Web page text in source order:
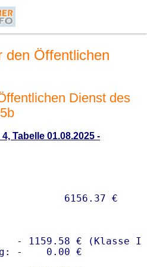
den Öffentlichen
Dienst des
Tabelle 01.08.2025 -
- 1159.58 € (Klasse I)
-    0.00 €